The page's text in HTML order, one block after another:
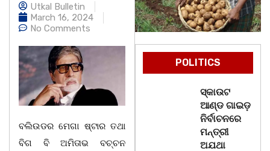
Utkal Bulletin
March 16, 2024
No Comments
ବଲିଉଡର ମେଗା ଷ୍ଟାର ତଥା
ବିଗ ବି ଅମିତାଭ ବଚ୍ଚନ
POLITICS
ସ୍କାଉଟ
ଆଣ୍ଡ ଗାଇଡ଼
ନିର୍ବାଚନରେ
ମନ୍ତ୍ରୀ
ଅଯଥା